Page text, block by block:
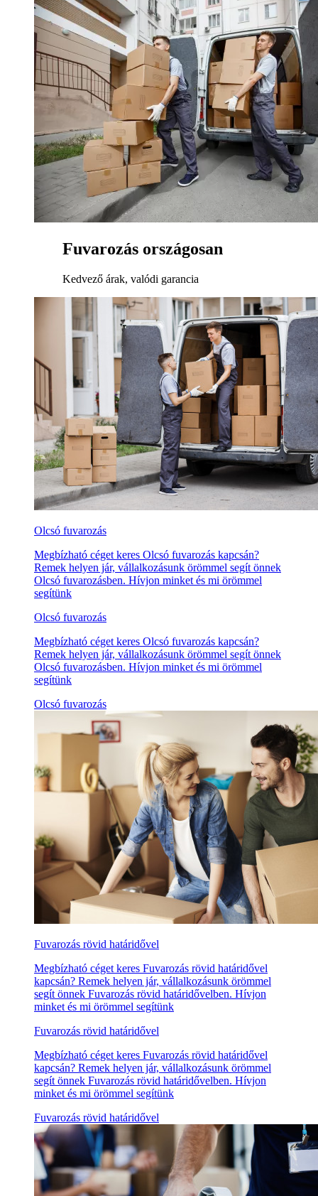
Fuvarozás országosan
Kedvező árak, valódi garancia
Olcsó fuvarozás
Megbízható céget keres Olcsó fuvarozás kapcsán?
Remek helyen jár, vállalkozásunk örömmel segít önnek
Olcsó fuvarozásben. Hívjon minket és mi örömmel
segítünk
Olcsó fuvarozás
Megbízható céget keres Olcsó fuvarozás kapcsán?
Remek helyen jár, vállalkozásunk örömmel segít önnek
Olcsó fuvarozásben. Hívjon minket és mi örömmel
segítünk
Olcsó fuvarozás
Fuvarozás rövid határidővel
Megbízható céget keres Fuvarozás rövid határidővel
kapcsán? Remek helyen jár, vállalkozásunk örömmel
segít önnek Fuvarozás rövid határidővelben. Hívjon
minket és mi örömmel segítünk
Fuvarozás rövid határidővel
Megbízható céget keres Fuvarozás rövid határidővel
kapcsán? Remek helyen jár, vállalkozásunk örömmel
segít önnek Fuvarozás rövid határidővelben. Hívjon
minket és mi örömmel segítünk
Fuvarozás rövid határidővel